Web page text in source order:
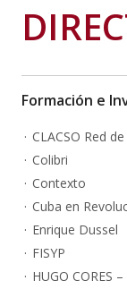
Formación e
CLACSO Red
Colibri
Contexto
Cuba en
Enrique Dussel
FISYP
HUGO CORES